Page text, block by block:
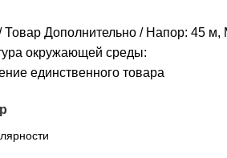
Товар Дополнительно
Напор: 45 м,
окружающей среды:
единственного товара